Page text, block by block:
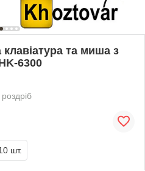
та миша з
6300
шт.